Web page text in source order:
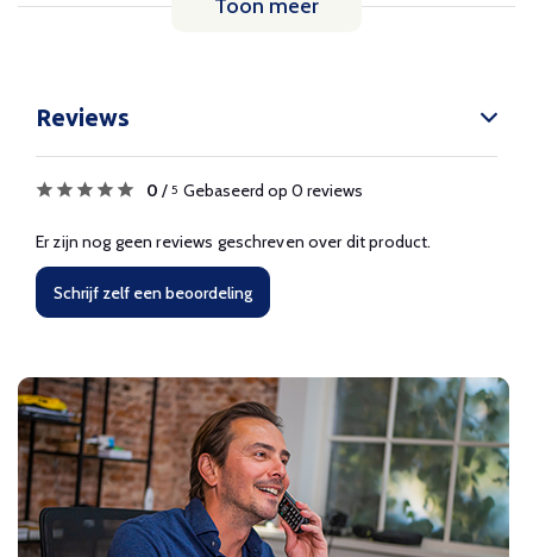
Toon meer
Reviews
0 / 5 Gebaseerd op 0 reviews
Er zijn nog geen reviews geschreven over dit product.
Schrijf zelf een beoordeling